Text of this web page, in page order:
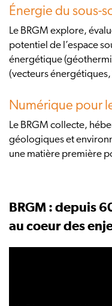
Énergie du sous-
Le BRGM explore,
potentiel de l’espace
énergétique
(vecteurs énergétiques,
Numérique pour
Le BRGM collecte,
géologiques et
une matière première
BRGM : depuis
au coeur des